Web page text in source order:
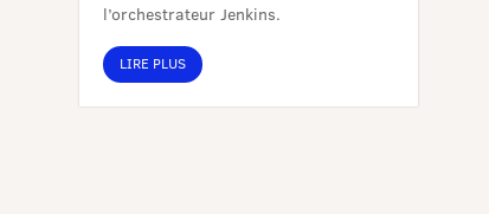
l’orchestrateur Jenkins.
LIRE PLUS